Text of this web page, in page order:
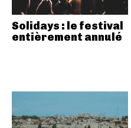
Solidays : le festival
entièrement annulé